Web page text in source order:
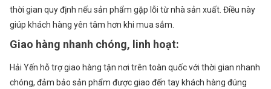
thời gian quy định nếu sản phẩm gặp lỗi từ nhà sản xuất. Điều này
giúp khách hàng yên tâm hơn khi mua sắm.
Giao hàng nhanh chóng, linh hoạt:
Hải Yến hỗ trợ giao hàng tận nơi trên toàn quốc với thời gian nhanh
chóng, đảm bảo sản phẩm được giao đến tay khách hàng đúng
ĐĂNG KÝ TƯ VẤN
Họ và tên
Số điện thoại